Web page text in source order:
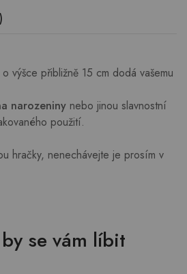
o výšce přibližně 15 cm dodá vašemu
narozeniny nebo jinou slavnostní
použití.
hračky, nenechávejte je prosím v
se vám líbit